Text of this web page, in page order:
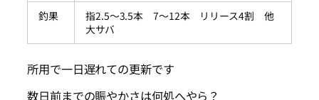
釣果
指2.5～3.5本 7～12本 リリース4割 他
大サバ
所用で一日遅れての更新です
数日前までの賑やかさは何処へやら？